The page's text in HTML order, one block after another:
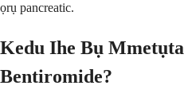
ọrụ pancreatic.
Kedu Ihe Bụ Mmetụta
Bentiromide?